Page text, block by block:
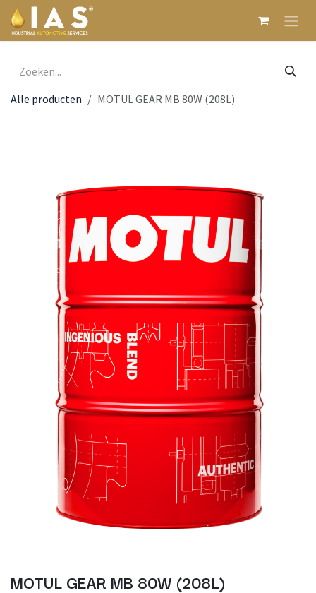
Overslaan naar inhoud
Alle producten MOTUL GEAR MB 80W (208L)
MOTUL GEAR MB 80W (208L)